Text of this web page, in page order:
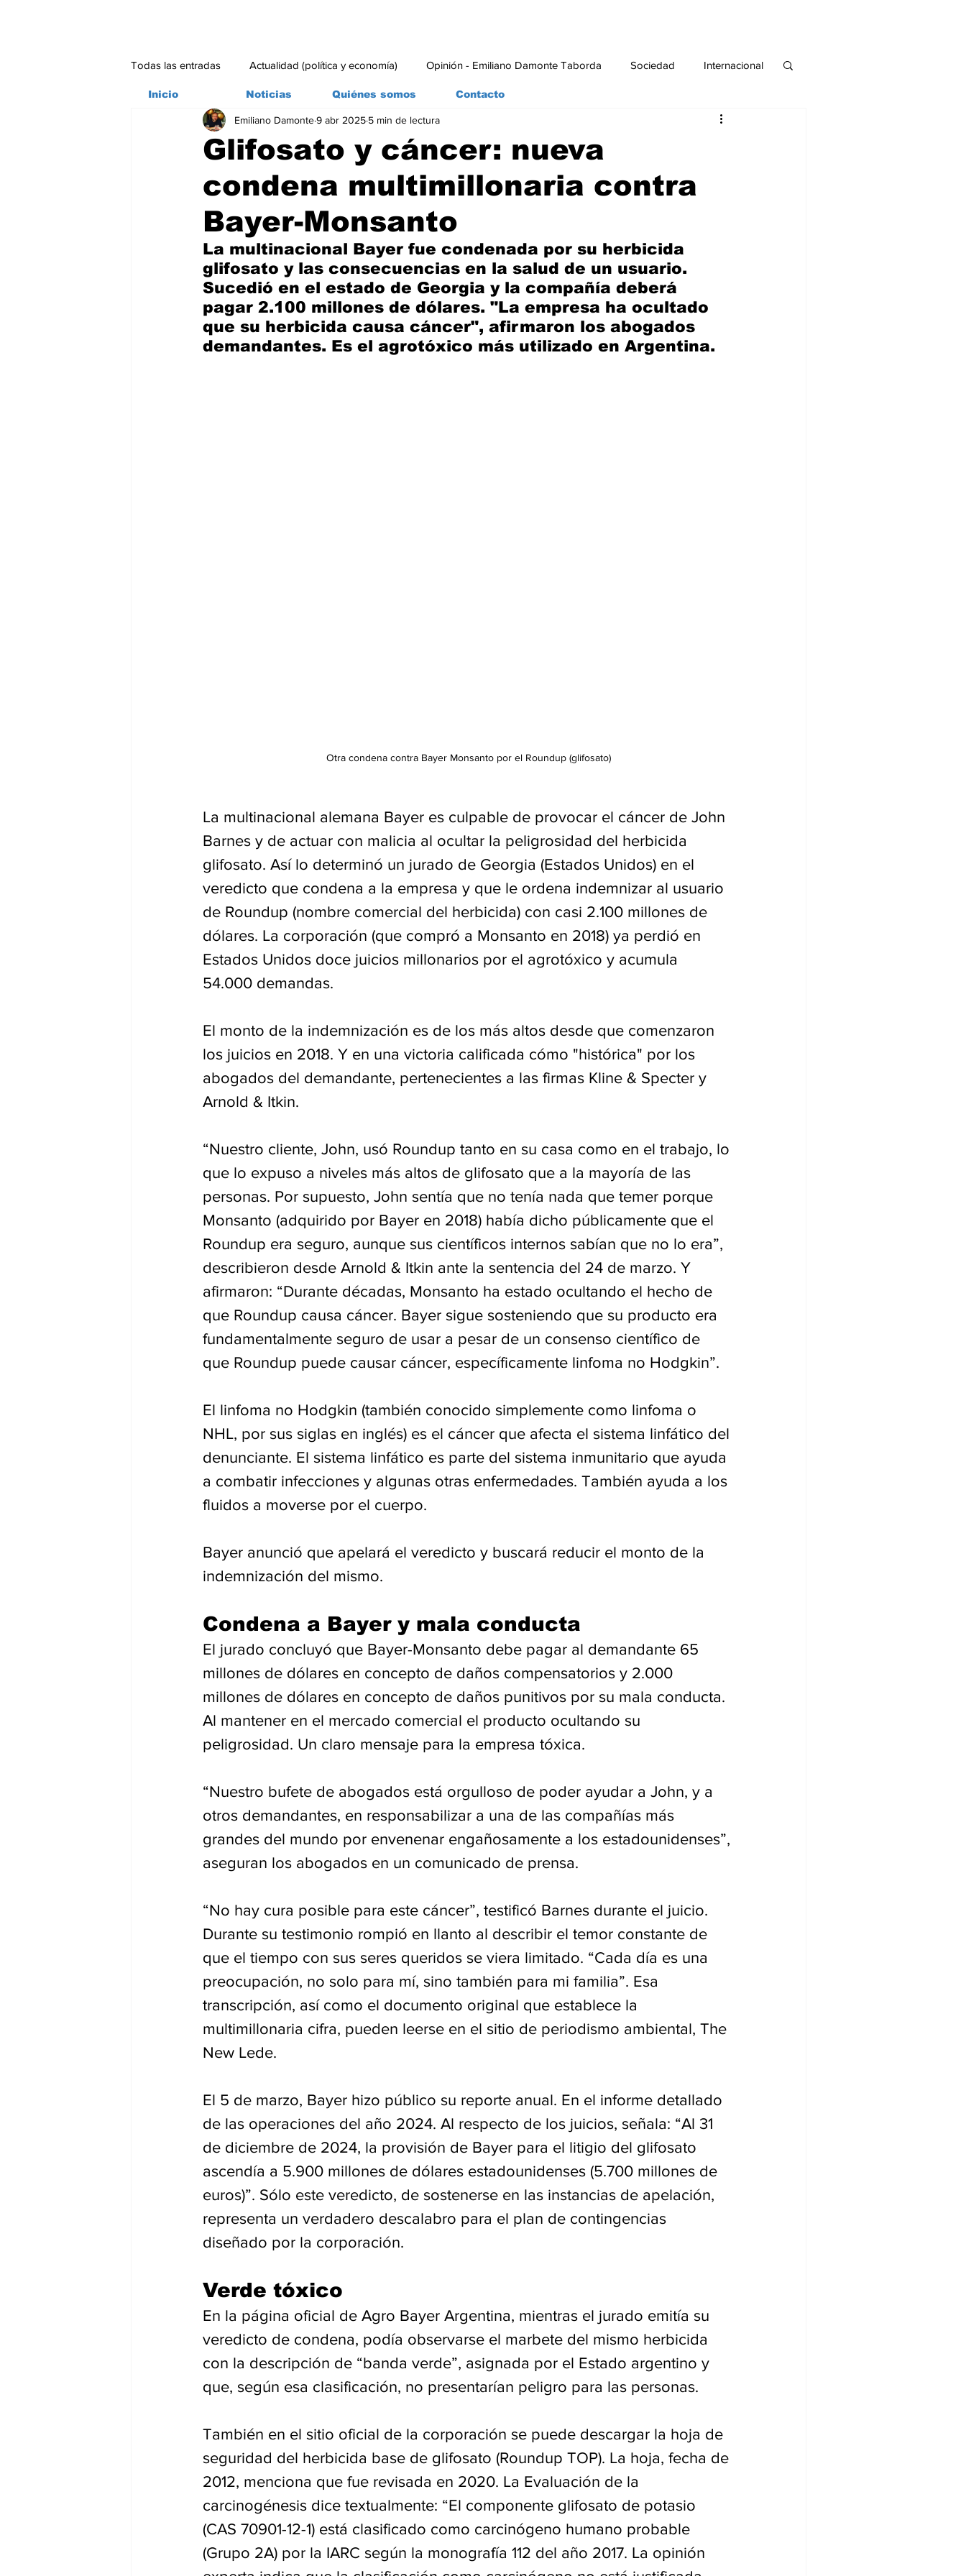
Todas las entradas Actualidad (política y economía) Opinión - Emiliano Damonte Taborda Sociedad Internacional
Ambiente Editorial Economía y Producción
Glifosato y cáncer: nueva
condena multimillonaria contra
Bayer-Monsanto
Emiliano Damonte9 abr 2025 5 min de lectura
La multinacional Bayer fue condenada por su herbicida
glifosato y las consecuencias en la salud de un usuario.
Sucedió en el estado de Georgia y la compañía deberá
pagar 2.100 millones de dólares. "La empresa ha ocultado
que su herbicida causa cáncer", afirmaron los abogados
demandantes. Es el agrotóxico más utilizado en Argentina.
Otra condena contra Bayer Monsanto por el Roundup (glifosato)
La multinacional alemana Bayer es culpable de provocar el cáncer de John
Barnes y de actuar con malicia al ocultar la peligrosidad del herbicida
glifosato. Así lo determinó un jurado de Georgia (Estados Unidos) en el
veredicto que condena a la empresa y que le ordena indemnizar al usuario
de Roundup (nombre comercial del herbicida) con casi 2.100 millones de
dólares. La corporación (que compró a Monsanto en 2018) ya perdió en
Estados Unidos doce juicios millonarios por el agrotóxico y acumula
54.000 demandas.
El monto de la indemnización es de los más altos desde que comenzaron
los juicios en 2018. Y en una victoria calificada cómo "histórica" por los
abogados del demandante, pertenecientes a las firmas Kline & Specter y
Arnold & Itkin.
“Nuestro cliente, John, usó Roundup tanto en su casa como en el trabajo, lo
que lo expuso a niveles más altos de glifosato que a la mayoría de las
personas. Por supuesto, John sentía que no tenía nada que temer porque
Monsanto (adquirido por Bayer en 2018) había dicho públicamente que el
Roundup era seguro, aunque sus científicos internos sabían que no lo era”,
describieron desde Arnold & Itkin ante la sentencia del 24 de marzo. Y
afirmaron: “Durante décadas, Monsanto ha estado ocultando el hecho de
que Roundup causa cáncer. Bayer sigue sosteniendo que su producto era
fundamentalmente seguro de usar a pesar de un consenso científico de
que Roundup puede causar cáncer, específicamente linfoma no Hodgkin”.
El linfoma no Hodgkin (también conocido simplemente como linfoma o
NHL, por sus siglas en inglés) es el cáncer que afecta el sistema linfático del
denunciante. El sistema linfático es parte del sistema inmunitario que ayuda
a combatir infecciones y algunas otras enfermedades. También ayuda a los
fluidos a moverse por el cuerpo.
Bayer anunció que apelará el veredicto y buscará reducir el monto de la
indemnización del mismo.
Condena a Bayer y mala conducta
El jurado concluyó que Bayer-Monsanto debe pagar al demandante 65
millones de dólares en concepto de daños compensatorios y 2.000
millones de dólares en concepto de daños punitivos por su mala conducta.
Al mantener en el mercado comercial el producto ocultando su
peligrosidad. Un claro mensaje para la empresa tóxica.
“Nuestro bufete de abogados está orgulloso de poder ayudar a John, y a
otros demandantes, en responsabilizar a una de las compañías más
grandes del mundo por envenenar engañosamente a los estadounidenses”,
aseguran los abogados en un comunicado de prensa.
“No hay cura posible para este cáncer”, testificó Barnes durante el juicio.
Durante su testimonio rompió en llanto al describir el temor constante de
que el tiempo con sus seres queridos se viera limitado. “Cada día es una
preocupación, no solo para mí, sino también para mi familia”. Esa
transcripción, así como el documento original que establece la
multimillonaria cifra, pueden leerse en el sitio de periodismo ambiental, The
New Lede.
El 5 de marzo, Bayer hizo público su reporte anual. En el informe detallado
de las operaciones del año 2024. Al respecto de los juicios, señala: “Al 31
de diciembre de 2024, la provisión de Bayer para el litigio del glifosato
ascendía a 5.900 millones de dólares estadounidenses (5.700 millones de
euros)”. Sólo este veredicto, de sostenerse en las instancias de apelación,
representa un verdadero descalabro para el plan de contingencias
diseñado por la corporación.
Verde tóxico
En la página oficial de Agro Bayer Argentina, mientras el jurado emitía su
veredicto de condena, podía observarse el marbete del mismo herbicida
con la descripción de “banda verde”, asignada por el Estado argentino y
que, según esa clasificación, no presentarían peligro para las personas.
También en el sitio oficial de la corporación se puede descargar la hoja de
seguridad del herbicida base de glifosato (Roundup TOP). La hoja, fecha de
2012, menciona que fue revisada en 2020. La Evaluación de la
carcinogénesis dice textualmente: “El componente glifosato de potasio
(CAS 70901-12-1) está clasificado como carcinógeno humano probable
(Grupo 2A) por la IARC según la monografía 112 del año 2017. La opinión
Inicio Noticias Quiénes somos Contacto